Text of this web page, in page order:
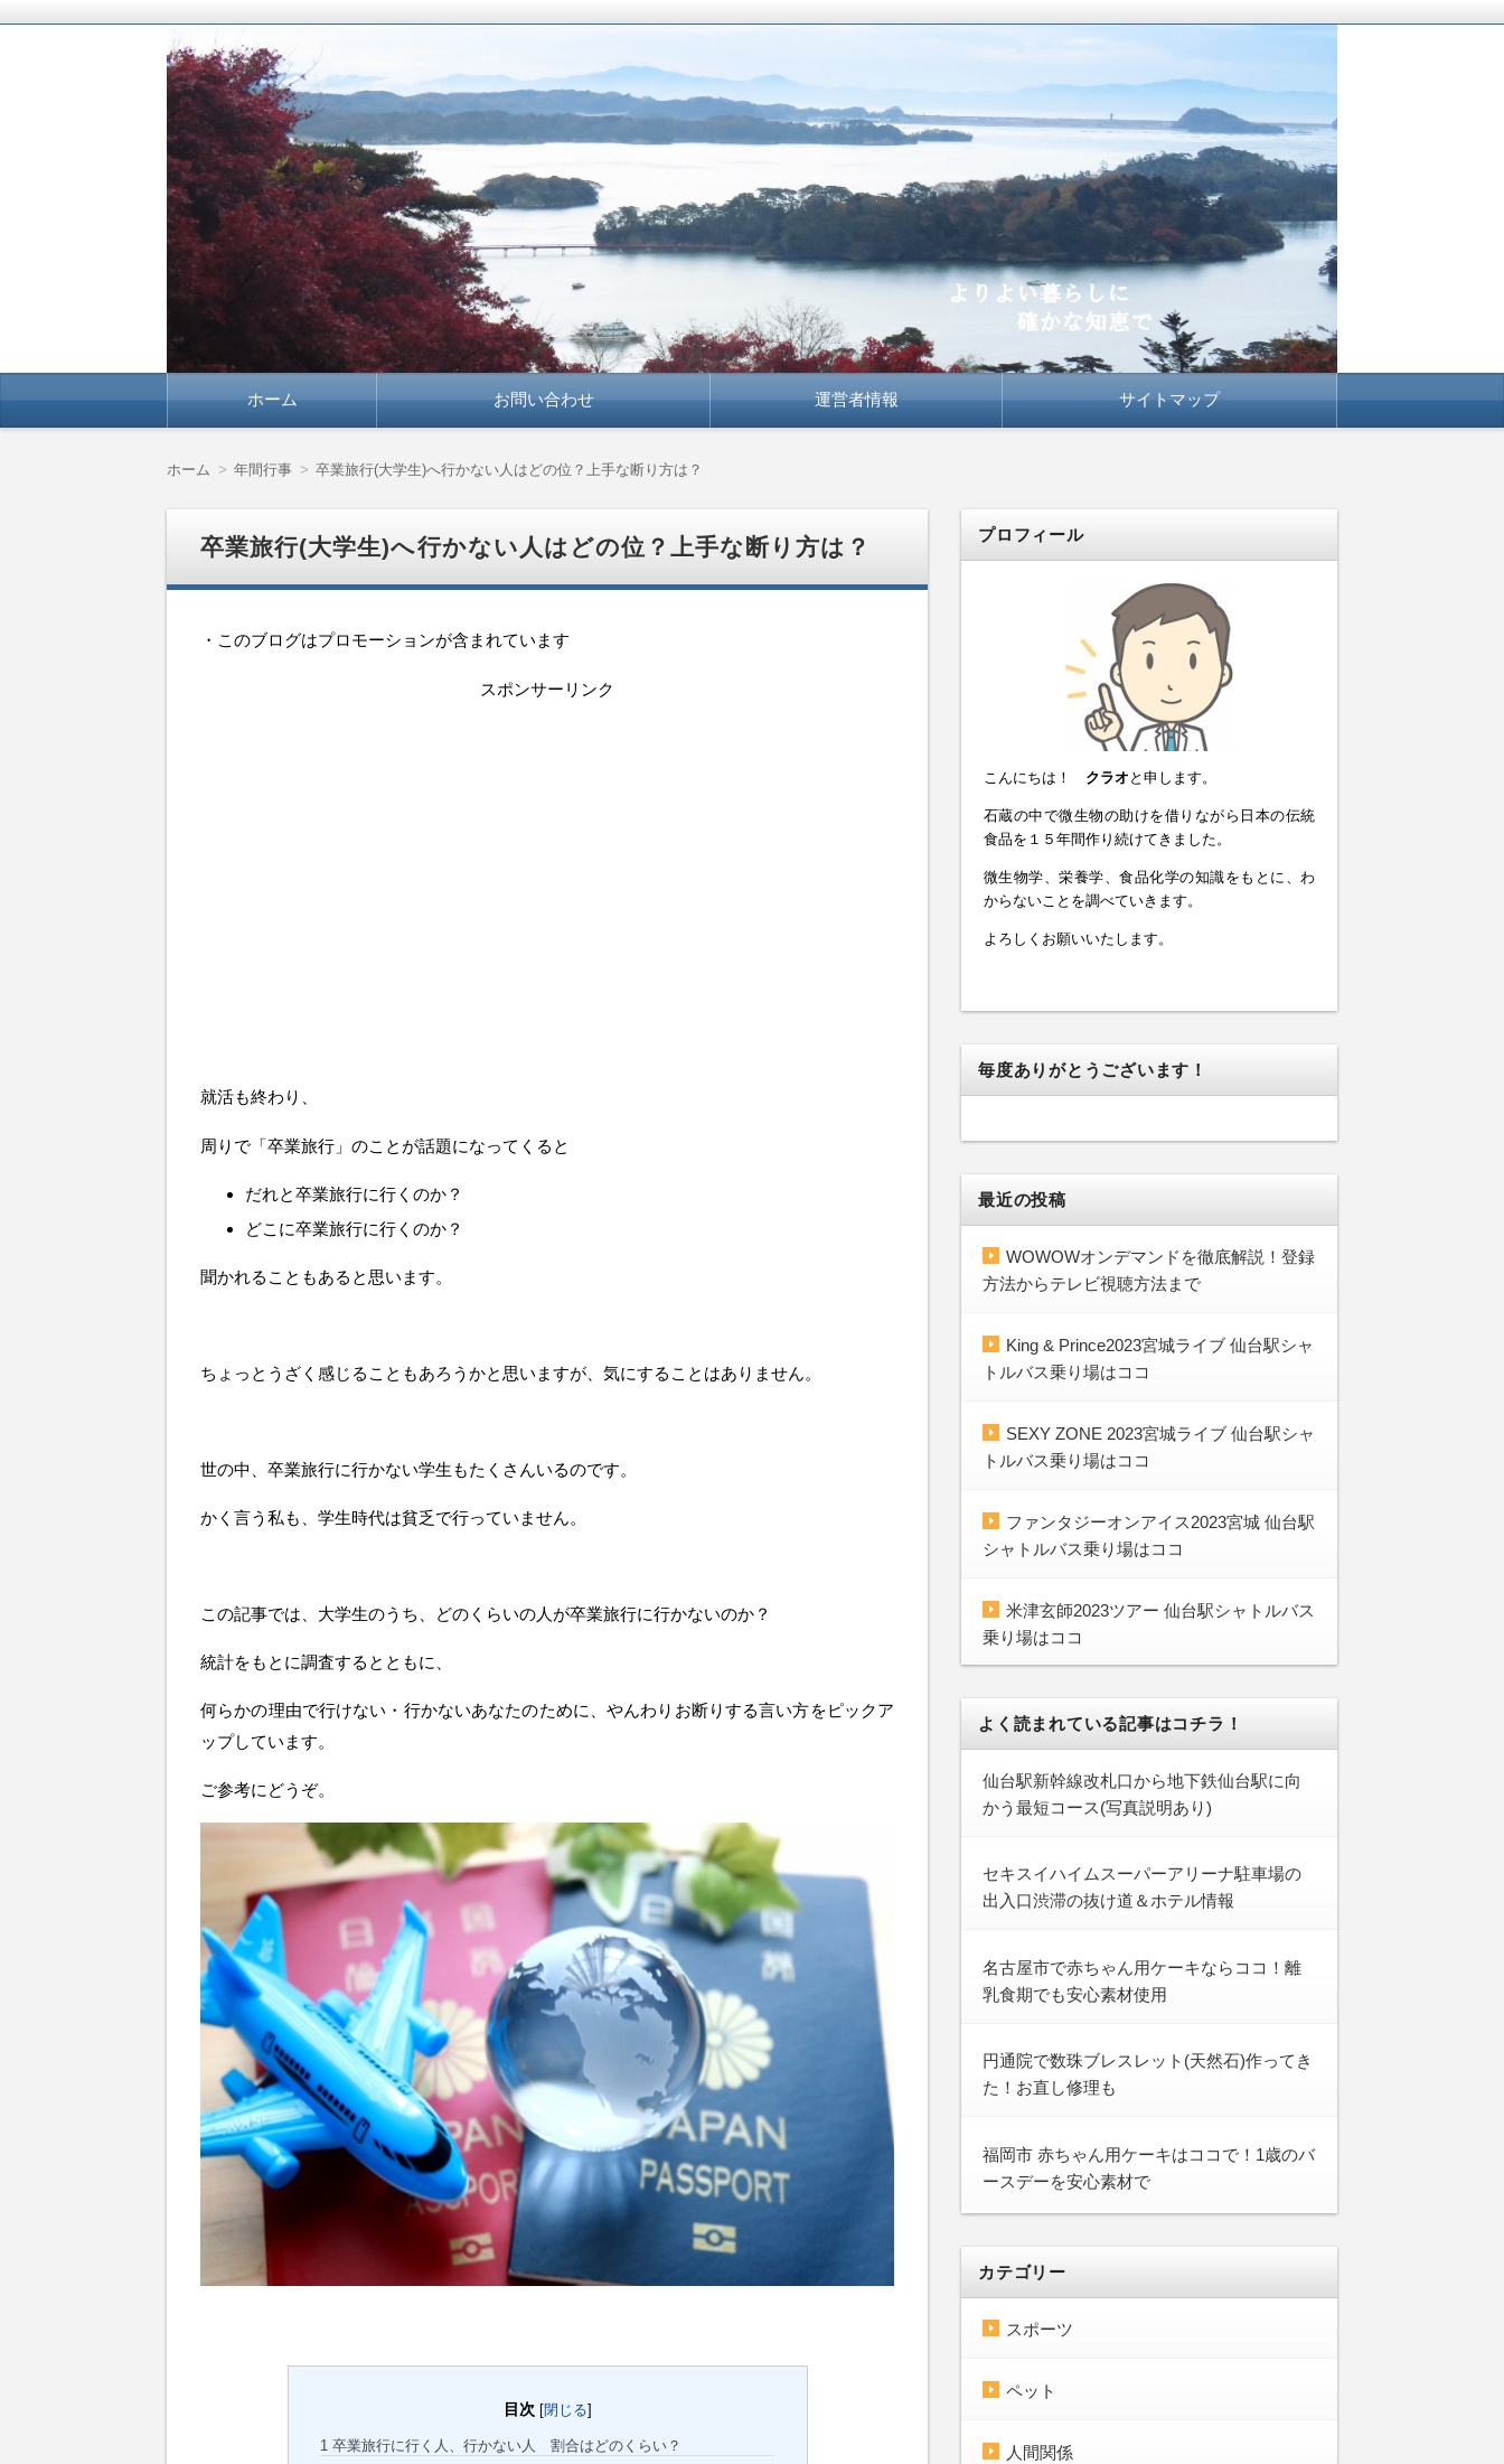
よりよい暮らしに確かな知恵で
豊かな暮らしを応援します！
ン
ホーム お問い合わせ 運営者情報 サイトマップ
ホーム 年間行事 卒業旅行(大学生)へ行かない人はどの位？上手な断り方は？
卒業旅行(大学生)へ行かない人はどの位？上手な断り方は？
・このブログはプロモーションが含まれています
スポンサーリンク
就活も終わり、
周りで「卒業旅行」のことが話題になってくると
だれと卒業旅行に行くのか？
どこに卒業旅行に行くのか？
聞かれることもあると思います。
ちょっとうざく感じることもあろうかと思いますが、気にすることはありません。
世の中、卒業旅行に行かない学生もたくさんいるのです。
かく言う私も、学生時代は貧乏で行っていません。
この記事では、大学生のうち、どのくらいの人が卒業旅行に行かないのか？
統計をもとに調査するとともに、
何らかの理由で行けない・行かないあなたのために、やんわりお断りする言い方をピックア
ップしています。
ご参考にどうぞ。
目次 [閉じる]
1 卒業旅行に行く人、行かない人 割合はどのくらい？
プロフィール
こんにちは！ クラオ と申します。
石蔵の中で微生物の助けを借りながら日本の伝統
食品を１５年間作り続けてきました。
微生物学、栄養学、食品化学の知識をもとに、わ
からないことを調べていきます。
よろしくお願いいたします。
毎度ありがとうございます！
最近の投稿
WOWOWオンデマンドを徹底解説！登録
方法からテレビ視聴方法まで
King & Prince2023宮城ライブ 仙台駅シャ
トルバス乗り場はココ
SEXY ZONE 2023宮城ライブ 仙台駅シャ
トルバス乗り場はココ
ファンタジーオンアイス2023宮城 仙台駅
シャトルバス乗り場はココ
米津玄師2023ツアー 仙台駅シャトルバス
乗り場はココ
よく読まれている記事はコチラ！
仙台駅新幹線改札口から地下鉄仙台駅に向
かう最短コース(写真説明あり)
セキスイハイムスーパーアリーナ駐車場の
出入口渋滞の抜け道＆ホテル情報
名古屋市で赤ちゃん用ケーキならココ！離
乳食期でも安心素材使用
円通院で数珠ブレスレット(天然石)作ってき
た！お直し修理も
福岡市 赤ちゃん用ケーキはココで！1歳のバ
ースデーを安心素材で
カテゴリー
スポーツ
ペット
人間関係